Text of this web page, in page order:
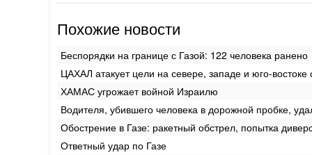
Похожие новости
Беспорядки на границе с Газой: 122 человека ранено
ЦАХАЛ атакует цели на севере, западе и юго-востоке
ХАМАС угрожает войной Израилю
Водителя, убившего человека в дорожной пробке,
Обострение в Газе: ракетный обстрел, попытка
Ответный удар по Газе